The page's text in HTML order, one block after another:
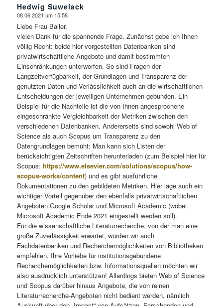
Hedwig Suwelack
sagte:
08.06.2021 um 15:58
Liebe Frau Baller,
vielen Dank für die spannende Frage. Zunächst gebe ich Ihnen
völlig Recht: beide hier vorgestellten Datenbanken sind
privatwirtschaftliche Angebote und damit bestimmten
Einschränkungen unterworfen. So sind Fragen der
Langzeitverfügbarkeit, der Grundlagen und Transparenz der
genutzten Daten und Verlässlichkeit auch an die wirtschaftlichen
Entscheidungen der jeweiligen Unternehmen gebunden. Ein
Beispiel für die Nachteile ist die von Ihnen angesprochene
eingeschränkte Vergleichbarkeit der Metriken zwischen den
verschiedenen Datenbanken. Andererseits sind sowohl Web of
Science als auch Scopus um Transparenz zu den
Datengrundlagen bemüht: Man kann sich Listen der
berücksichtigten Zeitschriften herunterladen (zum Beispiel hier für
Scopus: https://www.elsevier.com/solutions/scopus/how-
scopus-works/content) und es gibt ausführliche
Dokumentationen zu den gebildeten Metriken. Hier läge auch ein
wichtiger Vorteil gegenüber den ebenfalls privatwirtschaftlichen
Angeboten Google Scholar und Microsoft Academic (wobei
Microsoft Academic Ende 2021 eingestellt werden soll).
Für die wissenschaftliche Literaturrecherche, von der man eine
große Zuverlässigkeit erwartet, würden wir auch
Fachdatenbanken und Recherchemöglichkeiten von Bibliotheken
empfehlen. Ihre Vorliebe für institutionsgebundene
Recherchemöglichkeiten bzw. Informationsquellen möchten wir
also ausdrücklich unterstützen! Allerdings bieten Web of Science
und Scopus darüber hinaus Angebote, die von reinen
Literaturrecherche-Angeboten nicht bedient werden, nämlich